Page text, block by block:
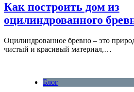
Как построить дом из
оцилиндрованного
Оцилиндрованное бревно – это
чистый и красивый материал,…
Блог